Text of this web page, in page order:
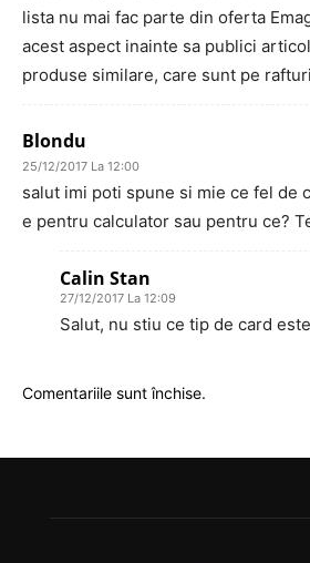
lista nu mai fac parte din oferta
acest aspect inainte sa publici
produse similare, care sunt pe
Blondu
25/12/2017 La 12:00
salut imi poti spune si mie ce fel de
e pentru calculator sau pentru ce?
Calin Stan
27/12/2017 La 12:09
Salut, nu stiu ce tip de card
Comentariile sunt închise.